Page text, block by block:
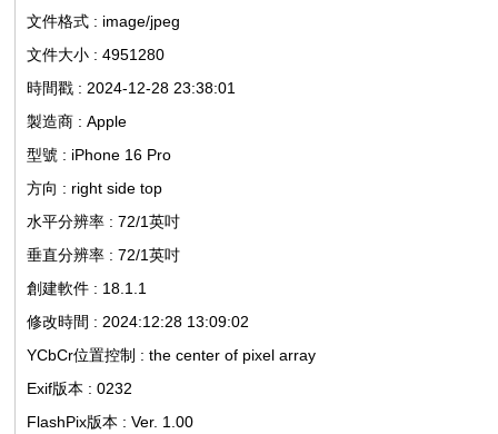
誼
論
文件格式 : image/jpeg
文件大小 : 4951280
時間戳 : 2024-12-28 23:38:01
製造商 : Apple
型號 : iPhone 16 Pro
方向 : right side top
水平分辨率 : 72/1英吋
垂直分辨率 : 72/1英吋
創建軟件 : 18.1.1
修改時間 : 2024:12:28 13:09:02
YCbCr位置控制 : the center of pixel array
Exif版本 : 0232
FlashPix版本 : Ver. 1.00